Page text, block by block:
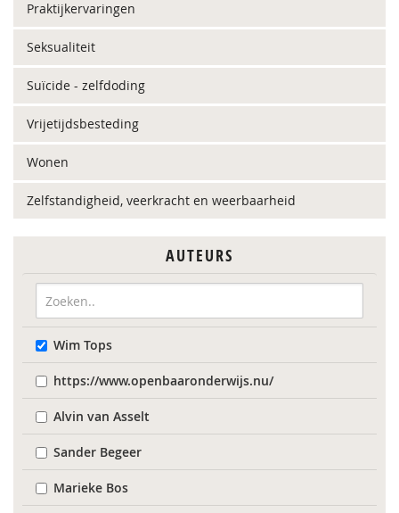
Praktijkervaringen
Seksualiteit
Suïcide - zelfdoding
Vrijetijdsbesteding
Wonen
Zelfstandigheid, veerkracht en weerbaarheid
AUTEURS
Wim Tops
https://www.openbaaronderwijs.nu/
Alvin van Asselt
Sander Begeer
Marieke Bos